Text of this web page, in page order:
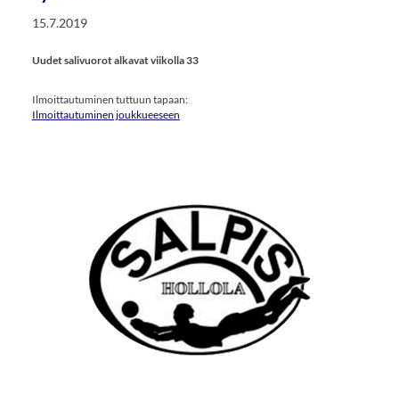
15.7.2019
Uudet salivuorot alkavat viikolla 33
Ilmoittautuminen tuttuun tapaan:
Ilmoittautuminen joukkueeseen